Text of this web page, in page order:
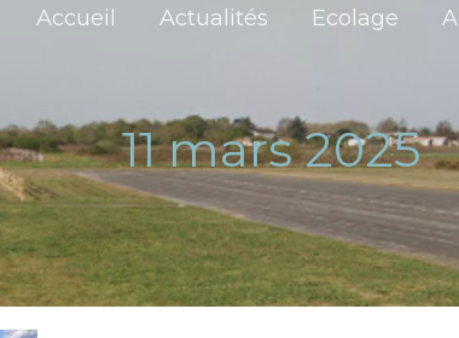
Accueil Actualités Ecolage
11 mars 2025